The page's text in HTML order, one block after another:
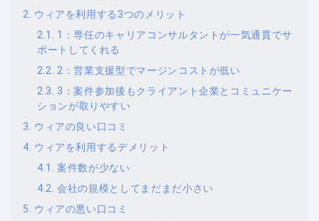
ウィアを利用する3つのメリット
1：専任のキャリアコンサルタントが一気通貫でサ
ポートしてくれる
2：営業支援型でマージンコストが低い
3：案件参加後もクライアント企業とコミュニケー
ションが取りやすい
ウィアの良い口コミ
ウィアを利用するデメリット
案件数が少ない
会社の規模としてまだまだ小さい
ウィアの悪い口コミ